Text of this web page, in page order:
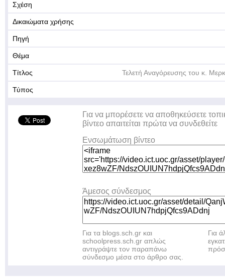
Σχέση
Δικαιώματα χρήσης
Πηγή
Θέμα
Τίτλος Τελετή Αναγόρευσης του κ.
Τύπος
Για να μπορέσετε να αποθηκεύσετε
βίντεο απαιτείται πρώτα να συνδεθείτε
Ενσωμάτωση βίντεο
Άμεσος σύνδεσμος
Για τα blogs.sch.gr και
schoolpress.sch.gr απλώς
αντιγράψτε τον παραπάνω
σύνδεσμο μέσα στο άρθρο σας.
Για